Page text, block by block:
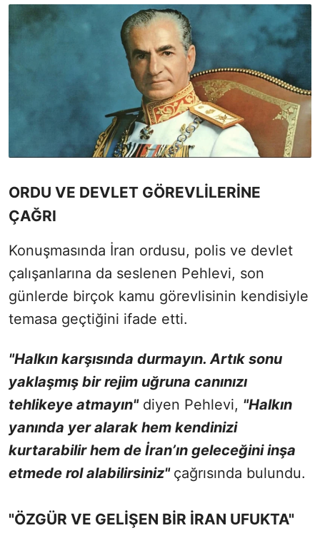
ORDU VE DEVLET GÖREVLİLERİNE
ÇAĞRI
Konuşmasında İran ordusu, polis ve devlet
çalışanlarına da seslenen Pehlevi, son
günlerde birçok kamu görevlisinin kendisiyle
temasa geçtiğini ifade etti.
"Halkın karşısında durmayın. Artık sonu
yaklaşmış bir rejim uğruna canınızı
tehlikeye atmayın"diyen Pehlevi, "Halkın
yanında yer alarak hem kendinizi
kurtarabilir hem de İran’ın geleceğini inşa
etmede rol alabilirsiniz" çağrısında bulundu.
"ÖZGÜR VE GELİŞEN BİR İRAN UFUKTA"